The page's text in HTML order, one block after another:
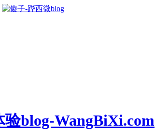
blog-WangBiXi.com